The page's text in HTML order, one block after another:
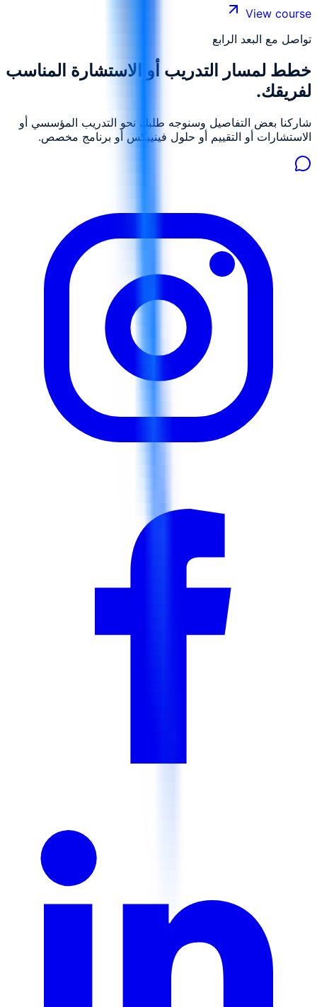
أكبر على الموثوقية ورضا المستخدمين.
View course
تواصل مع البعد الرابع
خطط لمسار التدريب أو الاستشارة المناسب
لفريقك.
شاركنا بعض التفاصيل وسنوجه طلبك نحو التدريب المؤسسي أو
الاستشارات أو التقييم أو حلول فينييكس أو برنامج مخصص.